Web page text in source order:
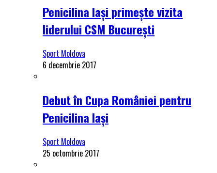
Penicilina Iași primește vizita
liderului CSM București
Sport Moldova
6 decembrie 2017
Debut în Cupa României pentru
Penicilina Iași
Sport Moldova
25 octombrie 2017